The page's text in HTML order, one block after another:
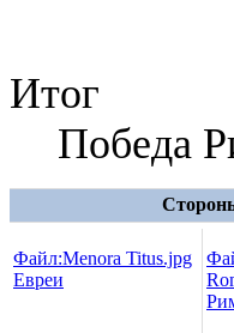
Итог
Победа
Файл:Menora Titus.jpg
Евреи